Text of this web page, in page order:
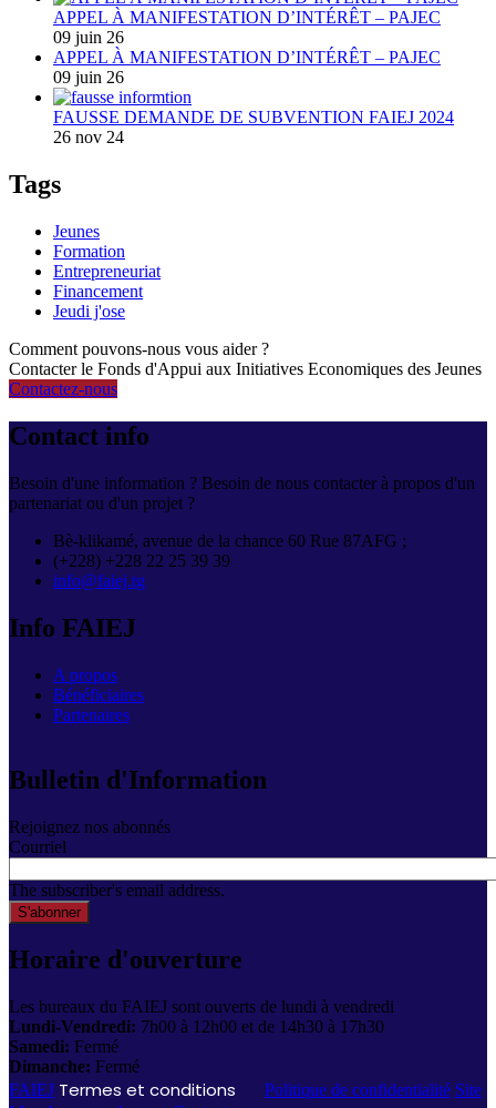
APPEL À MANIFESTATION D’INTÉRÊT – PAJEC
09 juin 26
APPEL À MANIFESTATION D’INTÉRÊT – PAJEC
09 juin 26
FAUSSE DEMANDE DE SUBVENTION FAIEJ 2024
26 nov 24
Tags
Jeunes
Formation
Entrepreneuriat
Financement
Jeudi j'ose
Comment pouvons-nous vous aider ?
Contacter le Fonds d'Appui aux Initiatives Economiques des Jeunes
Contactez-nous
Contact info
Besoin d'une information ? Besoin de nous contacter à propos d'un
partenariat ou d'un projet ?
Bè-klikamé, avenue de la chance 60 Rue 87AFG ;
(+228) +228 22 25 39 39
info@faiej.tg
Info FAIEJ
A propos
Bénéficiaires
Partenaires
Bulletin d'Information
Rejoignez nos abonnés
Courriel
The subscriber's email address.
Horaire d'ouverture
Les bureaux du FAIEJ sont ouverts de lundi à vendredi
Lundi-Vendredi: 7h00 à 12h00 et de 14h30 à 17h30
Samedi: Fermé
Dimanche: Fermé
FAIEJ Termes et conditions Politique de confidentialité Site